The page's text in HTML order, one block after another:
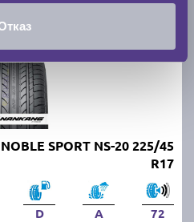
SPORT NS-20 225/45
R17
D A 72